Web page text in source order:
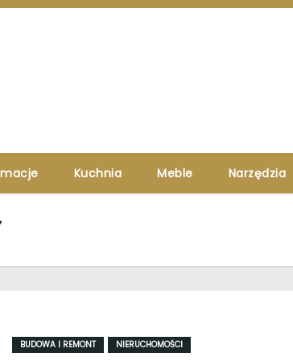
Kuchnia Meble Narzędzia
BUDOWA I REMONT NIERUCHOMOŚCI